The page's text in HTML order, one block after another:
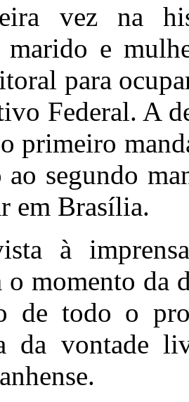
vez na
marido e
para
Federal. A
primeiro
segundo
em Brasília.
à
o momento
de todo o
da vontade